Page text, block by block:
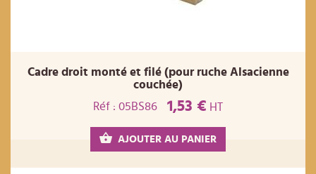
Cadre droit monté et filé (pour ruche Alsacienne
couchée)
Réf : 05BS86
1,53 € HT
AJOUTER AU PANIER